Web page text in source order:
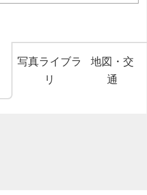
写真ライブラ
リ
地図・交
通